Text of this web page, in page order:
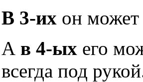
В 3-их он может
А в 4-ых его
всегда под